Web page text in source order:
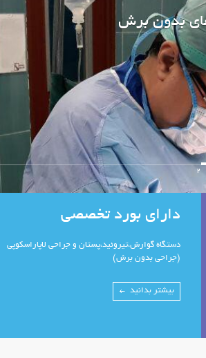
بدون برش
2
دارای بورد تخصصی
دستگاه گوارش،تیروئید،پستان و جراحی لاپاراسکوپی
(جراحی بدون برش)
بیشتر بدانید